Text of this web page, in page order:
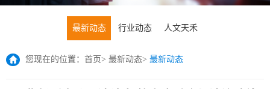
最新动态 行业动态 人文天禾
您现在的位置： 首页> 最新动态> 最新动态